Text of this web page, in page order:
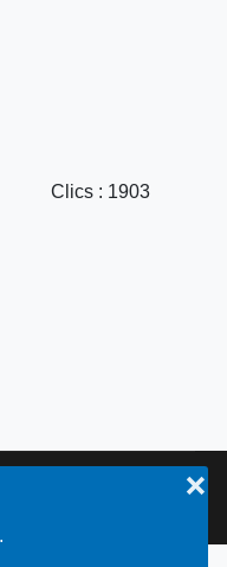
❌
Clics: 1903